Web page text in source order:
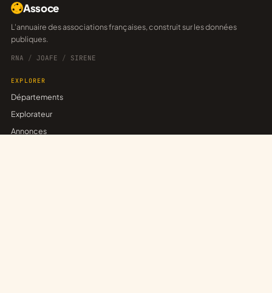
Assoce
L'annuaire des associations françaises, construit sur les données
publiques.
RNA / JOAFE / SIRENE
EXPLORER
Départements
Explorateur
Annonces